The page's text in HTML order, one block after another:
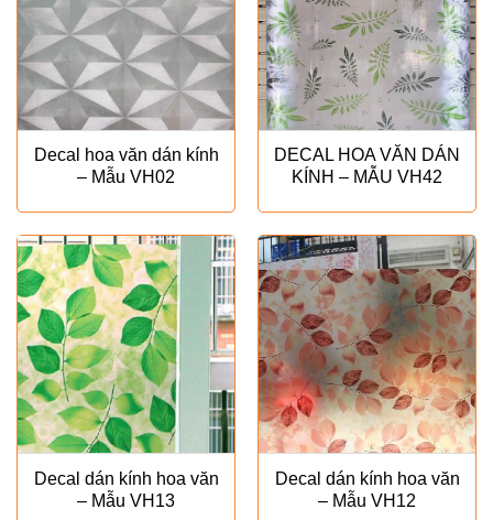
Decal hoa văn dán kính
– Mẫu VH02
DECAL HOA VĂN DÁN
KÍNH – MẪU VH42
Decal dán kính hoa văn
– Mẫu VH13
Decal dán kính hoa văn
– Mẫu VH12